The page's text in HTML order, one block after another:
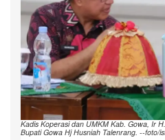
Kadis Koperasi dan UMKM Kab. Gowa, Ir
Bupati Gowa Hj Husniah Talenrang. --foto/